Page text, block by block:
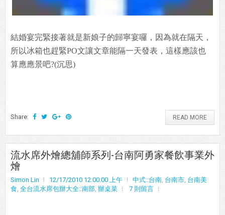
結婚宴完緊接著就是新娘子的歸寧宴囉，因為就在隔天，
所以冰箱也趕緊PO文讓文章能隔一天發表，這樣應該也
算應應景吧?(沉思)
Share: READ MORE
流水席外燴總舖師系列-台南阿勇家餐飲事業外
燴
Simon Lin 12/17/2010 12:00:00 上午 中式::台南, 台南市, 台南美
食, 全台流水席包辦大全::南部, 辦桌菜 7 則留言